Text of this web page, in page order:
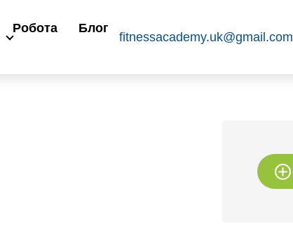
Робота Блог
fitnessacademy.uk@gmail.com